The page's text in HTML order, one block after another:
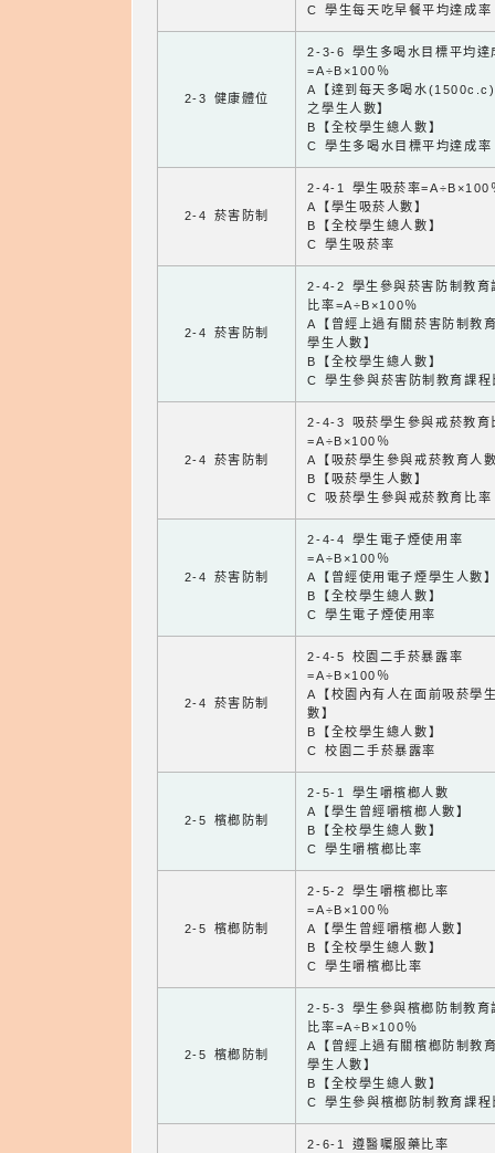
C 學生每天吃早餐平均達成率
2-3 健康體位
2-3-6 學生多喝水目標平均達
=A÷B×100％
A【達到每天多喝水
之學生人數】
B【全校學生總人數】
C 學生多喝水目標平均達成率
2-4 菸害防制
2-4-1 學生吸菸率=A÷B×100
A【學生吸菸人數】
B【全校學生總人數】
C 學生吸菸率
2-4 菸害防制
2-4-2 學生參與菸害防制教育
比率=A÷B×100％
A【曾經上過有關菸害防制教
學生人數】
B【全校學生總人數】
C 學生參與菸害防制教育課程
2-4 菸害防制
2-4-3 吸菸學生參與戒菸教育
=A÷B×100％
A【吸菸學生參與戒菸教育人
B【吸菸學生人數】
C 吸菸學生參與戒菸教育比率
2-4 菸害防制
2-4-4 學生電子煙使用率
=A÷B×100％
A【曾經使用電子煙學生人數
B【全校學生總人數】
C 學生電子煙使用率
2-4 菸害防制
2-4-5 校園二手菸暴露率
=A÷B×100％
A【校園內有人在面前吸菸學
數】
B【全校學生總人數】
C 校園二手菸暴露率
2-5 檳榔防制
2-5-1 學生嚼檳榔人數
A【學生曾經嚼檳榔人數】
B【全校學生總人數】
C 學生嚼檳榔比率
2-5 檳榔防制
2-5-2 學生嚼檳榔比率
=A÷B×100％
A【學生曾經嚼檳榔人數】
B【全校學生總人數】
C 學生嚼檳榔比率
2-5 檳榔防制
2-5-3 學生參與檳榔防制教育
比率=A÷B×100％
A【曾經上過有關檳榔防制教
學生人數】
B【全校學生總人數】
C 學生參與檳榔防制教育課程
2-6-1 遵醫囑服藥比率